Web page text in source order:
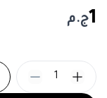
1ج.م
1